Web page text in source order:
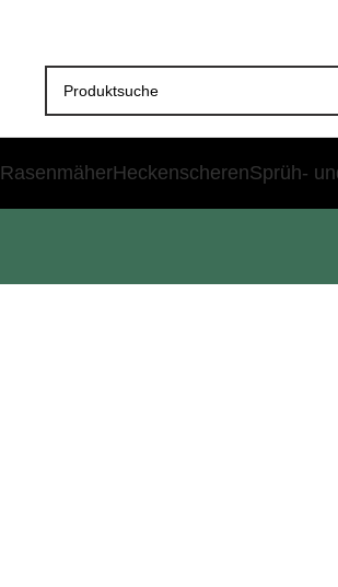
RasenmäherHeckenscherenSprüh-